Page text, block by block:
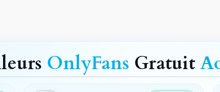
OnlyFans Gratuit